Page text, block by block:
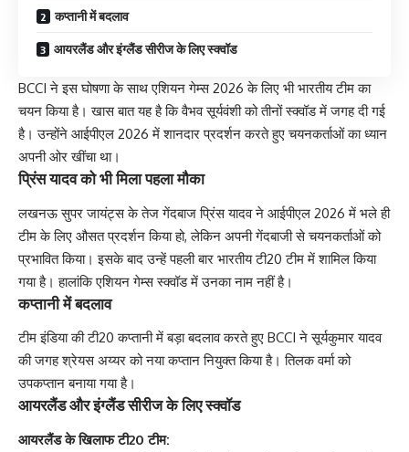
कप्तानी में बदलाव
आयरलैंड और इंग्लैंड सीरीज के लिए स्क्वॉड
BCCI ने इस घोषणा के साथ एशियन गेम्स 2026 के लिए भी भारतीय टीम का
चयन किया है। खास बात यह है कि वैभव सूर्यवंशी को तीनों स्क्वॉड में जगह दी गई
है। उन्होंने आईपीएल 2026 में शानदार प्रदर्शन करते हुए चयनकर्ताओं का ध्यान
अपनी ओर खींचा था।
प्रिंस यादव को भी मिला पहला मौका
लखनऊ सुपर जायंट्स के तेज गेंदबाज प्रिंस यादव ने आईपीएल 2026 में भले ही
टीम के लिए औसत प्रदर्शन किया हो, लेकिन अपनी गेंदबाजी से चयनकर्ताओं को
प्रभावित किया। इसके बाद उन्हें पहली बार भारतीय टी20 टीम में शामिल किया
गया है। हालांकि एशियन गेम्स स्क्वॉड में उनका नाम नहीं है।
कप्तानी में बदलाव
टीम इंडिया की टी20 कप्तानी में बड़ा बदलाव करते हुए BCCI ने सूर्यकुमार यादव
की जगह श्रेयस अय्यर को नया कप्तान नियुक्त किया है। तिलक वर्मा को
उपकप्तान बनाया गया है।
आयरलैंड और इंग्लैंड सीरीज के लिए स्क्वॉड
आयरलैंड के खिलाफ टी20 टीम: